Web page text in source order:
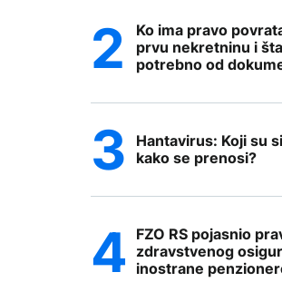
Ko ima pravo
prvu nekretninu i
potrebno od
Hantavirus: Koji su
kako se prenosi?
FZO RS pojasnio
zdravstvenog
inostrane